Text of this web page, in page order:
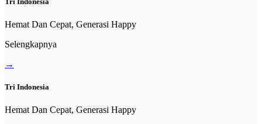
Hemat Dan Cepat, Generasi Happy
Selengkapnya
→
Tri Indonesia
Hemat Dan Cepat, Generasi Happy